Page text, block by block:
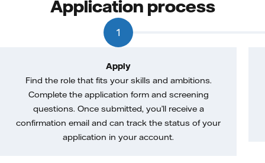
Application process
1
Apply
Find the role that fits your skills and ambitions.
Complete the application form and screening
questions. Once submitted, you’ll receive a
confirmation email and can track the status of your
application in your account.